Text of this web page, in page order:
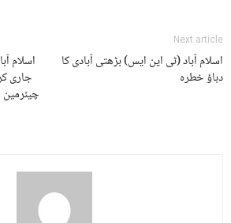
اسلام
جاری
Next article
اسلام آباد (ٹی این ایس) بڑھتی آبادی کا
دباؤ خطرہ